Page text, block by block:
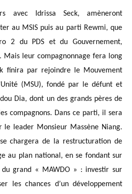
avec Idrissa Seck, amèneront
au MSIS puis au parti Rewmi, que
2 du PDS et du Gouvernement,
Mais leur compagnonnage fera long
finira par rejoindre le Mouvement
(MSU), fondé par le défunt et
Dia, dont un des grands pères de
compagnons. Dans ce parti, il sera
leader Monsieur Massène Niang.
chargera de la restructuration de
au plan national, en se fondant sur
du grand « MAWDO » : investir sur
les chances d’un développement